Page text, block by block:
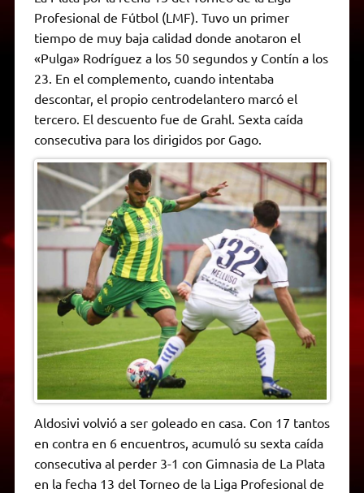
A
p
p
r
a
m
r
o
o
k
n
g
e
n
k
F
r
i
n
d
l
y
Profesional de Fútbol (LMF). Tuvo un primer
tiempo de muy baja calidad donde anotaron el
«Pulga» Rodríguez a los 50 segundos y Contín a los
23. En el complemento, cuando intentaba
descontar, el propio centrodelantero marcó el
tercero. El descuento fue de Grahl. Sexta caída
consecutiva para los dirigidos por Gago.
Aldosivi volvió a ser goleado en casa. Con 17 tantos
en contra en 6 encuentros, acumuló su sexta caída
consecutiva al perder 3-1 con Gimnasia de La Plata
en la fecha 13 del Torneo de la Liga Profesional de